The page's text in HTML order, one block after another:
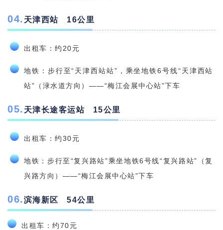
04. 天津西站 16公里
出租车：约20元
地铁：步行至“天津西站站”，乘坐地铁6号线“天津西站
站”（渌水道方向）——“梅江会展中心站”下车
05. 天津长途客运站 15公里
出租车：约30元
地铁：步行至“复兴路站”乘坐地铁6号线“复兴路站”（复
兴路方向）——“梅江会展中心站”下车
06.滨海新区 54公里
出租车：约70元